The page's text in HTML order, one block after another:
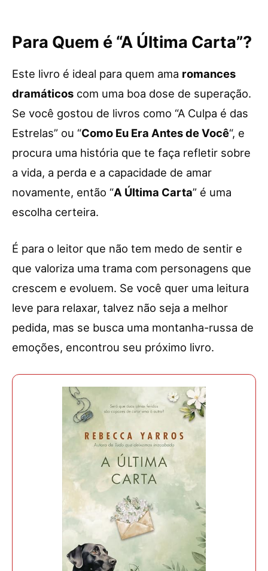
Para Quem é “A Última Carta”?
Este livro é ideal para quem ama romances
dramáticos com uma boa dose de superação.
Se você gostou de livros como “A Culpa é das
Estrelas” ou “Como Eu Era Antes de Você“, e
procura uma história que te faça refletir sobre
a vida, a perda e a capacidade de amar
novamente, então “A Última Carta” é uma
escolha certeira.
É para o leitor que não tem medo de sentir e
que valoriza uma trama com personagens que
crescem e evoluem. Se você quer uma leitura
leve para relaxar, talvez não seja a melhor
pedida, mas se busca uma montanha-russa de
emoções, encontrou seu próximo livro.